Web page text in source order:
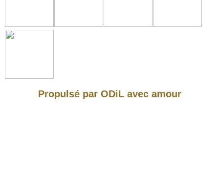
Propulsé par ODiL avec amour